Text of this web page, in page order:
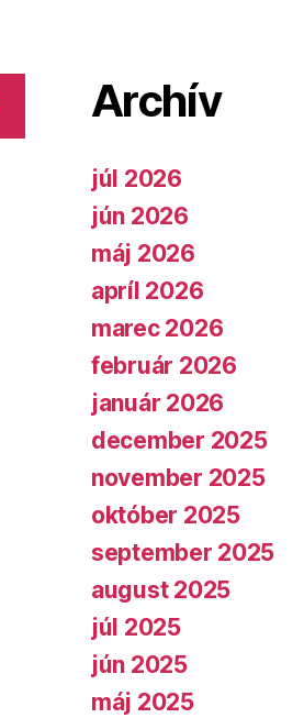
Archív
júl 2026
jún 2026
máj 2026
apríl 2026
marec 2026
február 2026
január 2026
december 2025
november 2025
október 2025
september 2025
august 2025
júl 2025
jún 2025
máj 2025